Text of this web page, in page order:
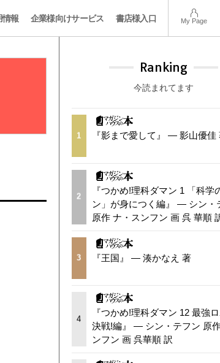
情報 企業様向けサービス 書店様入口 My Page
Ranking
今読まれてます
1 『影まで愛して』 — 影山優佳
2
『つかめ!理科ダマン 1 「科学
ン」が身につく編』 — シン・
原作 ナ・スンフン 画 呉 華順
3 『王国』 — 湊かなえ 著
4
『つかめ!理科ダマン 12 最強
決戦!編』 — シン・テフン 原
ンフン 画 呉華順 訳